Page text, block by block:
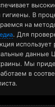
В
на
. Для
использует
данные
Мы
в